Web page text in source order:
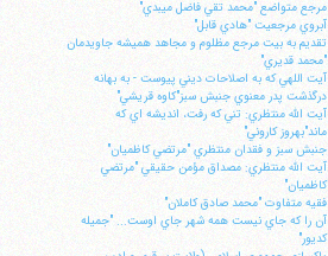
مرجع متواضع "محمد تقي فاضل ميبدي"
آبروي مرجعيت "هادي قابل"
تقديم به بيت مرجع مظلوم و مجاهد هميشه جاويدمان
"محمد قديري"
آيت اللهي كه به اصلاحات ديني پيوست - به بهانه
درگذشت پدر معنوي جنبش سبز"كاوه قريشي"
آيت الله منتظري: تني كه رفت، انديشه اي كه
ماند"بهروز كاروني"
جنبش سبز و فقدان منتظري "مرتضي كاظميان"
آيت الله منتظري: مصداق مؤمن حقيقي "مرتضي
كاظميان"
فقيه متفاوت "محمد صادق كاملان"
آن را كه جاي نيست همه شهر جاي اوست... "جميله
كديور"